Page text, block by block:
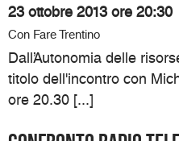
23 ottobre 2013 ore 20:30
Con Fare Trentino
Dall’Autonomia delle
titolo dell'incontro con
ore 20.30 [...]